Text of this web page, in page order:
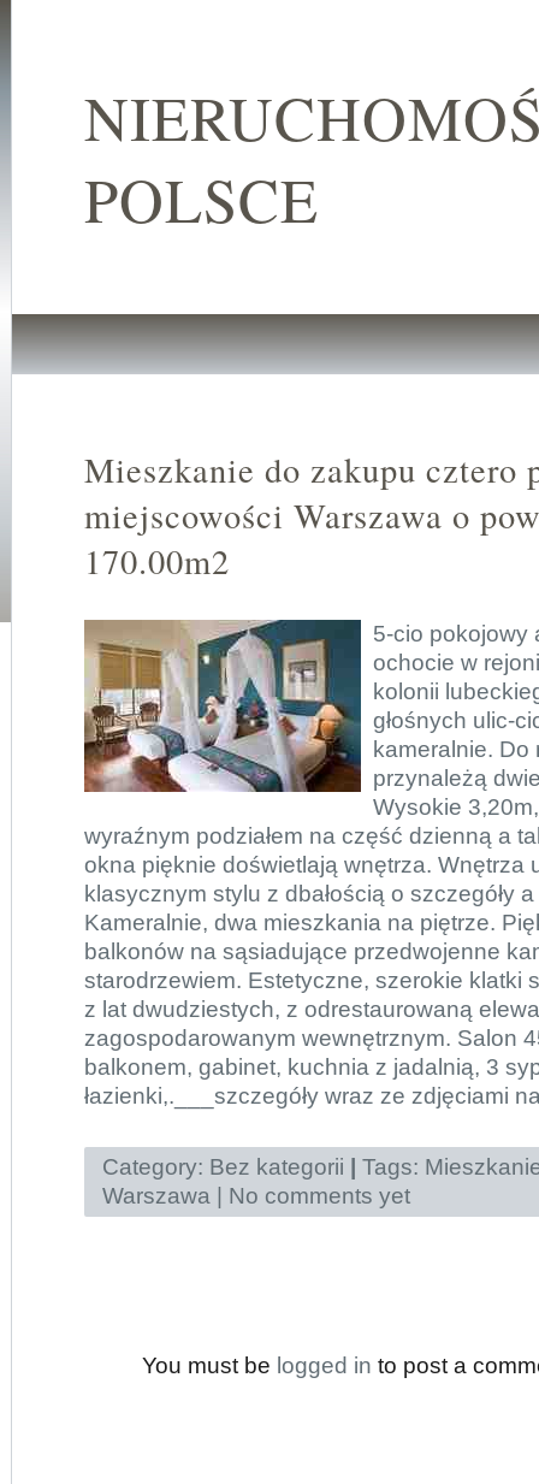
POLSCE
Mieszkanie do zakupu cztero
miejscowości Warszawa o
170.00m2
5-cio pokojowy
ochocie w
kolonii
głośnych ulic-
kameralnie. Do
przynależą
Wysokie
wyraźnym podziałem na część dzienną a
okna pięknie doświetlają wnętrza. Wnętrza
klasycznym stylu z dbałością o szczegóły
Kameralnie, dwa mieszkania na piętrze.
balkonów na sąsiadujące przedwojenne
starodrzewiem. Estetyczne, szerokie klatki
z lat dwudziestych, z odrestaurowaną
zagospodarowanym wewnętrznym. Salon
balkonem, gabinet, kuchnia z jadalnią, 3
łazienki,.___szczegóły wraz ze zdjęciami
Category: Bez kategorii Tags:
Warszawa
No comments yet
You must be logged in to post a